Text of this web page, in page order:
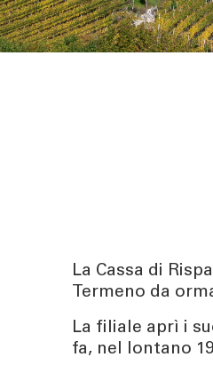
La Cassa di
Termeno da
La filiale aprì i
fa, nel lontano